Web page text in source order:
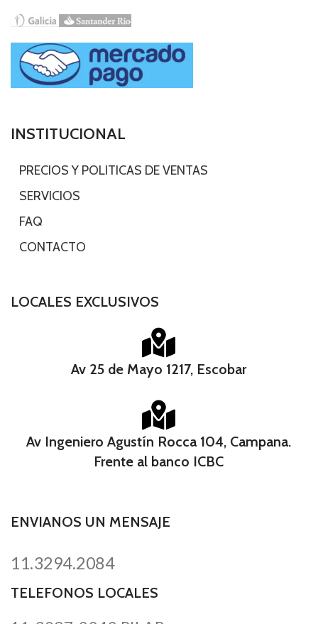
INSTITUCIONAL
PRECIOS Y POLITICAS DE VENTAS
SERVICIOS
FAQ
CONTACTO
LOCALES EXCLUSIVOS
Av 25 de Mayo 1217, Escobar
Av Ingeniero Agustín Rocca 104, Campana.
Frente al banco ICBC​
ENVIANOS UN MENSAJE
11.3294.2084
TELEFONOS LOCALES